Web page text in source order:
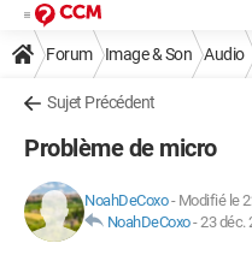
Forum Image & Son Audio
Sujet Précédent
Problème de micro
NoahDeCoxo- Modifié le
NoahDeCoxo-23 déc.